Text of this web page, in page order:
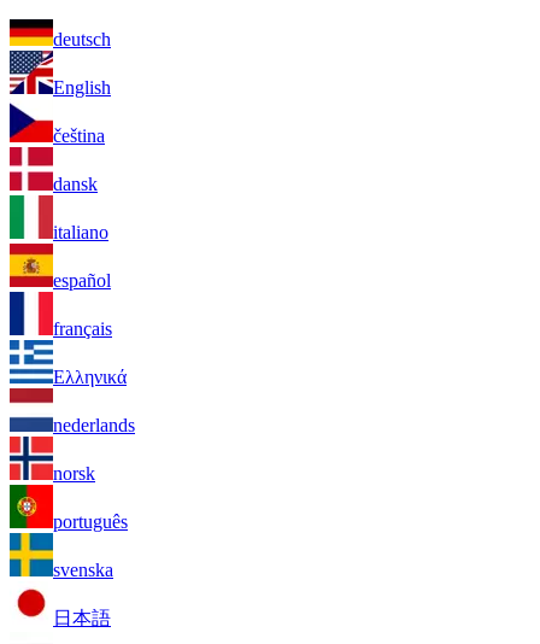
deutsch
English
čeština
dansk
italiano
español
français
Ελληνικά
nederlands
norsk
português
svenska
日本語